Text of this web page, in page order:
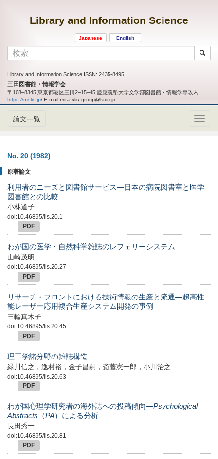
Library and Information Science
Japanese English
Library and Information Science ISSN: 2435-8495
三田図書館・情報学会
〒108‒8345 東京都港区三田2‒15‒45 慶應義塾大学文学部図書館・情報学専攻内
https://mslis.jp/ E-mail:mita-slis-group@keio.jp
論文一覧
No. 20 (1982)
原著論文
利用者のニーズと図書館サービス―日本の病院図書室と医学
図書館との比較
小林道子
doi:10.46895/lis.20.1
PDF
わが国の医学・自然科学雑誌のレフェリーシステム
山崎茂明
doi:10.46895/lis.20.27
PDF
リサーチ・フロントにおける技術情報の生産と流通―超高性
能レーザー応用複合生産システム開発の事例
三輪真木子
doi:10.46895/lis.20.45
PDF
理工学諸分野の雑誌構造
緑川信之，逸村裕，金子昌嗣，斎藤憲一郎，小川治之
doi:10.46895/lis.20.63
PDF
わが国心理学研究者の海外誌への投稿傾向―Psychological
Abstracts （PA）による分析
長田秀一
doi:10.46895/lis.20.81
PDF